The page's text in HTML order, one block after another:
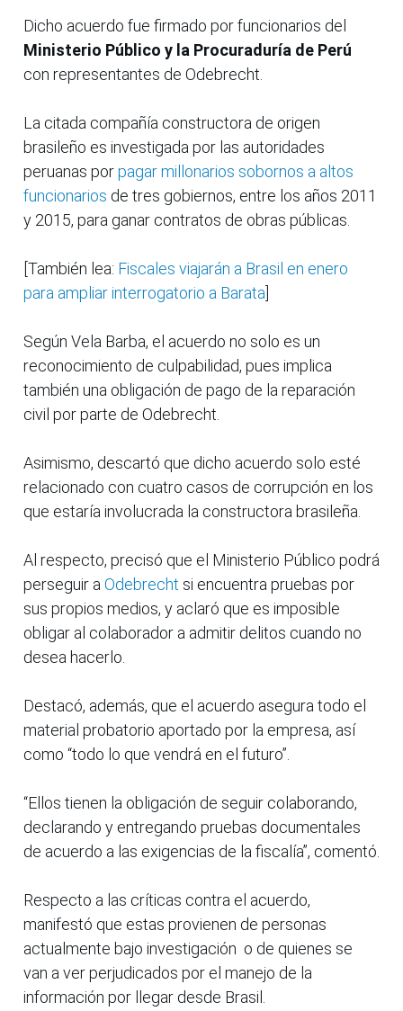
Dicho acuerdo fue firmado por funcionarios del
Ministerio Público y la Procuraduría de Perú
con representantes de Odebrecht.
La citada compañía constructora de origen
brasileño es investigada por las autoridades
peruanas porpagar millonarios sobornos a altos
funcionarios de tres gobiernos, entre los años 2011
y 2015, para ganar contratos de obras públicas.
[También lea: Fiscales viajarán a Brasil en enero
para ampliar interrogatorio a Barata
Según Vela Barba, el acuerdo no solo es un
reconocimiento de culpabilidad, pues implica
también una obligación de pago de la reparación
civil por parte de Odebrecht.
Asimismo, descartó que dicho acuerdo solo esté
relacionado con cuatro casos de corrupción en los
que estaría involucrada la constructora brasileña.
Al respecto, precisó que el Ministerio Público podrá
perseguir a Odebrecht si encuentra pruebas por
sus propios medios, y aclaró que es imposible
obligar al colaborador a admitir delitos cuando no
desea hacerlo.
Destacó, además, que el acuerdo asegura todo el
material probatorio aportado por la empresa, así
como “todo lo que vendrá en el futuro”.
“Ellos tienen la obligación de seguir colaborando,
declarando y entregando pruebas documentales
de acuerdo a las exigencias de la fiscalía”, comentó.
Respecto a las críticas contra el acuerdo,
manifestó que estas provienen de personas
actualmente bajo investigación o de quienes se
van a ver perjudicados por el manejo de la
información por llegar desde Brasil.